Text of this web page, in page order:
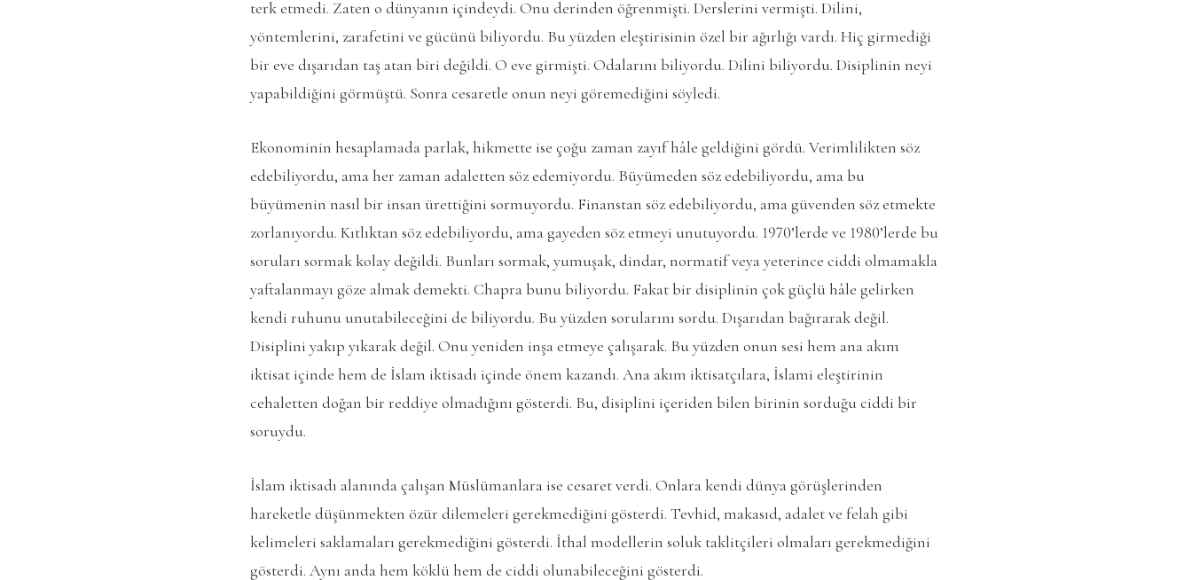
terk etmedi. Zaten o dünyanın içindeydi. Onu derinden öğrenmişti. Derslerini vermişti. Dilini,
yöntemlerini, zarafetini ve gücünü biliyordu. Bu yüzden eleştirisinin özel bir ağırlığı vardı. Hiç girmediği
bir eve dışarıdan taş atan biri değildi. O eve girmişti. Odalarını biliyordu. Dilini biliyordu. Disiplinin neyi
yapabildiğini görmüştü. Sonra cesaretle onun neyi göremediğini söyledi.
Ekonominin hesaplamada parlak, hikmette ise çoğu zaman zayıf hâle geldiğini gördü. Verimlilikten söz
edebiliyordu, ama her zaman adaletten söz edemiyordu. Büyümeden söz edebiliyordu, ama bu
büyümenin nasıl bir insan ürettiğini sormuyordu. Finanstan söz edebiliyordu, ama güvenden söz etmekte
zorlanıyordu. Kıtlıktan söz edebiliyordu, ama gayeden söz etmeyi unutuyordu. 1970’lerde ve 1980’lerde bu
soruları sormak kolay değildi. Bunları sormak, yumuşak, dindar, normatif veya yeterince ciddi olmamakla
yaftalanmayı göze almak demekti. Chapra bunu biliyordu. Fakat bir disiplinin çok güçlü hâle gelirken
kendi ruhunu unutabileceğini de biliyordu. Bu yüzden sorularını sordu. Dışarıdan bağırarak değil.
Disiplini yakıp yıkarak değil. Onu yeniden inşa etmeye çalışarak. Bu yüzden onun sesi hem ana akım
iktisat içinde hem de İslam iktisadı içinde önem kazandı. Ana akım iktisatçılara, İslami eleştirinin
cehaletten doğan bir reddiye olmadığını gösterdi. Bu, disiplini içeriden bilen birinin sorduğu ciddi bir
soruydu.
İslam iktisadı alanında çalışan Müslümanlara ise cesaret verdi. Onlara kendi dünya görüşlerinden
hareketle düşünmekten özür dilemeleri gerekmediğini gösterdi. Tevhid, makasıd, adalet ve felah gibi
kelimeleri saklamaları gerekmediğini gösterdi. İthal modellerin soluk taklitçileri olmaları gerekmediğini
gösterdi. Aynı anda hem köklü hem de ciddi olunabileceğini gösterdi.